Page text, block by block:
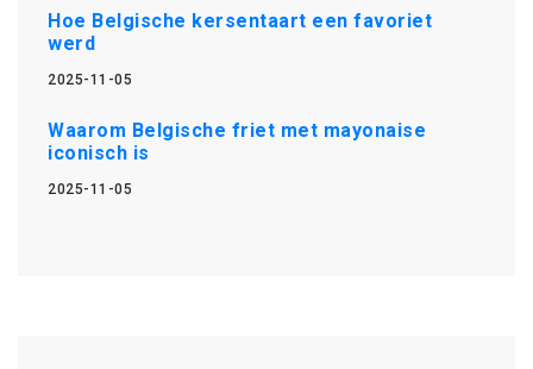
Hoe Belgische kersentaart een favoriet
werd
2025-11-05
Waarom Belgische friet met mayonaise
iconisch is
2025-11-05